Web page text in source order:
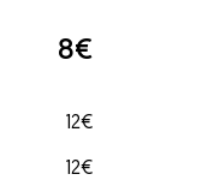
8€
12€
12€